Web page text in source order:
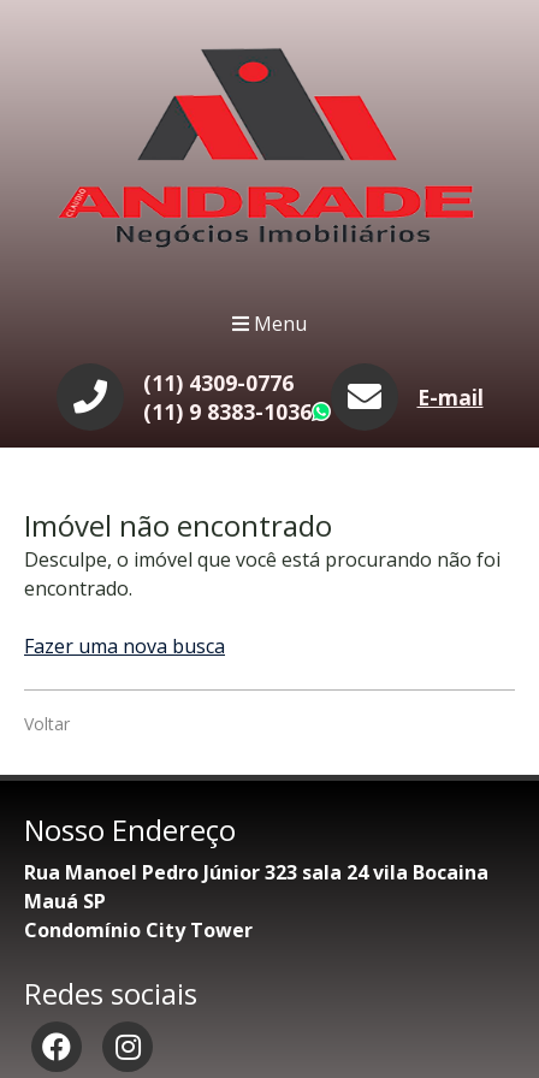
Menu
(11) 4309-0776
(11) 9 8383-1036
WhatsApp
E-mail
Imóvel não encontrado
Desculpe, o imóvel que você está procurando não foi
encontrado.
Fazer uma nova busca
Voltar
Nosso Endereço
Rua Manoel Pedro Júnior 323 sala 24 vila Bocaina
Mauá SP
Condomínio City Tower
Redes sociais